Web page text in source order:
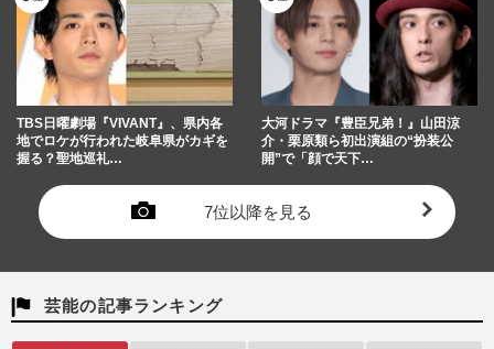
TBS日曜劇場『VIVANT』、県内各
地でロケが行われた岐阜県がカギを
握る？聖地巡礼…
大河ドラマ『豊臣兄弟！』山田涼
介・栗原類ら初出演組の“扮装公
開”で「顔で天下…
7位以降を見る
芸能の記事ランキング